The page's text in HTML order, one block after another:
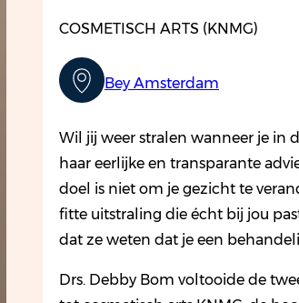
COSMETISCH ARTS (KNMG)
Bey Amsterdam
Wil jij weer stralen wanneer je in
haar eerlijke en transparante
doel is niet om je gezicht te
fitte uitstraling die écht bij jou
dat ze weten dat je een
Drs. Debby Bom voltooide de